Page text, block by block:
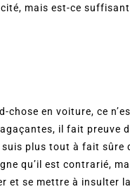
mais est-ce
en voiture, ce
il fait preuve
plus tout à fait sûre
qu’il est contrarié,
et se mettre à insulter